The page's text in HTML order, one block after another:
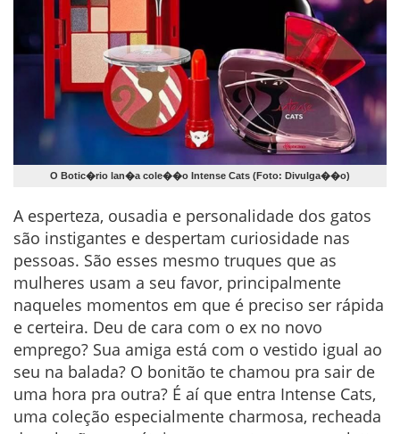
O Botic�rio lan�a cole��o Intense Cats (Foto: Divulga��o)
A esperteza, ousadia e personalidade dos gatos
são instigantes e despertam curiosidade nas
pessoas. São esses mesmo truques que as
mulheres usam a seu favor, principalmente
naqueles momentos em que é preciso ser rápida
e certeira. Deu de cara com o ex no novo
emprego? Sua amiga está com o vestido igual ao
seu na balada? O bonitão te chamou pra sair de
uma hora pra outra? É aí que entra Intense Cats,
uma coleção especialmente charmosa, recheada